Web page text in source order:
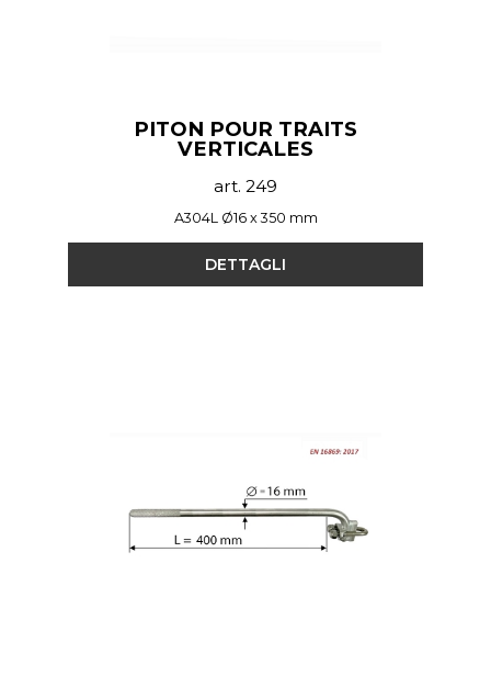
PITON POUR TRAITS
VERTICALES
art. 249
A304L Ø16 x 350 mm
DETTAGLI